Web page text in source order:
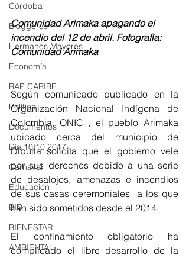
Córdoba
Bloggeros
Hermanos Mayores
Economía
RAP CARIBE
Política
Documentos
Día 10/10 2017
Carnaval
Educación
BID
BIENESTAR
AMBIENTAL
Comunidad Arimaka apagando el
incendio del 12 de abril. Fotografía:
Comunidad Arimaka
Según comunicado publicado en la
Organización Nacional Indígena de
Colombia, ONIC , el pueblo Arimaka
ubicado cerca del municipio de
Dibulla solicita que el gobierno vele
por sus derechos debido a una serie
de desalojos, amenazas e incendios
de sus casas ceremoniales  a los que
han sido sometidos desde el 2014.
El confinamiento obligatorio ha
complicado el libre desarrollo de la